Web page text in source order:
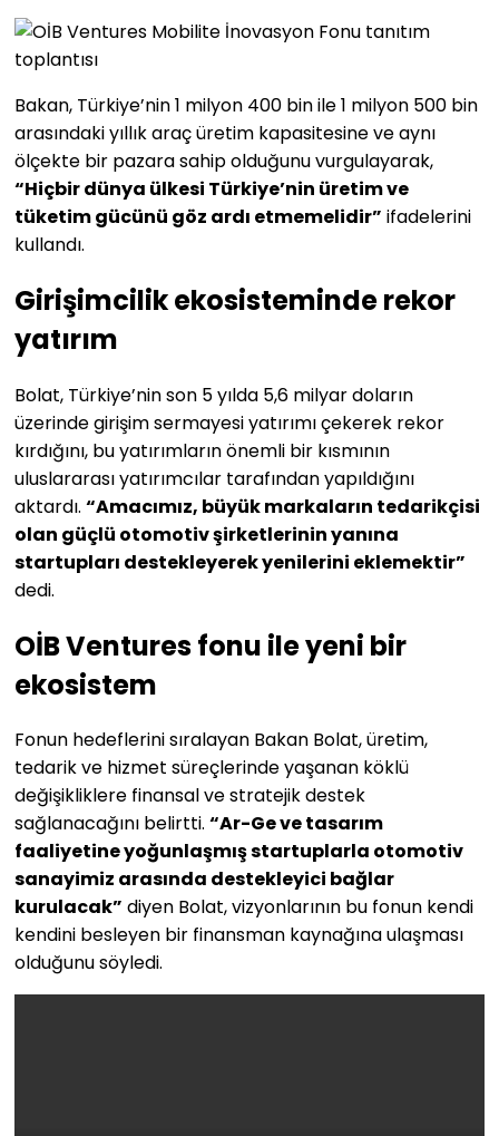
Bakan, Türkiye’nin 1 milyon 400 bin ile 1 milyon 500 bin
arasındaki yıllık araç üretim kapasitesine ve aynı
ölçekte bir pazara sahip olduğunu vurgulayarak,
“Hiçbir dünya ülkesi Türkiye’nin üretim ve
tüketim gücünü göz ardı etmemelidir” ifadelerini
kullandı.
Girişimcilik ekosisteminde rekor
yatırım
Bolat, Türkiye’nin son 5 yılda 5,6 milyar doların
üzerinde girişim sermayesi yatırımı çekerek rekor
kırdığını, bu yatırımların önemli bir kısmının
uluslararası yatırımcılar tarafından yapıldığını
aktardı. “Amacımız, büyük markaların tedarikçisi
olan güçlü otomotiv şirketlerinin yanına
startupları destekleyerek yenilerini eklemektir”
dedi.
OİB Ventures fonu ile yeni bir
ekosistem
Fonun hedeflerini sıralayan Bakan Bolat, üretim,
tedarik ve hizmet süreçlerinde yaşanan köklü
değişikliklere finansal ve stratejik destek
sağlanacağını belirtti. “Ar-Ge ve tasarım
faaliyetine yoğunlaşmış startuplarla otomotiv
sanayimiz arasında destekleyici bağlar
kurulacak” diyen Bolat, vizyonlarının bu fonun kendi
kendini besleyen bir finansman kaynağına ulaşması
olduğunu söyledi.